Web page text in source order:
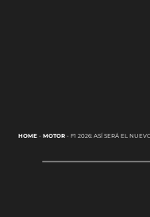
HOME- MOTOR- F1 2026: ASÍ SERÁ EL